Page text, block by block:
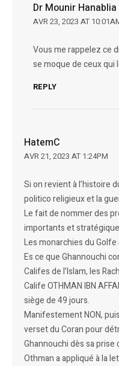
Dr Mounir Hanablia
AVR 23, 2023 AT
Vous me rappelez ce
se moque de ceux qui
REPLY
HatemC
AVR 21, 2023 AT 1:24PM
Si on revient à l’histoire
politico religieux et la
Le fait de nommer des
importants et
Les monarchies du
Es ce que Ghannouchi
Califes de l’Islam, les
Calife OTHMAN IBN
siège de 49 jours.
Manifestement NON,
verset du Coran pour
Ghannouchi dès sa
Othman a appliqué à la